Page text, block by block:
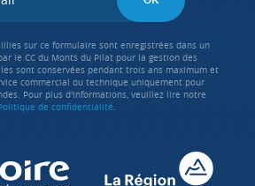
sur ce formulaire sont enregistrées dans un
le CC du Monts du Pilat pour la gestion des
sont conservées pendant trois ans maximum et
commercial ou technique uniquement pour
Pour plus d'informations, veuillez lire notre
de confidentialité.